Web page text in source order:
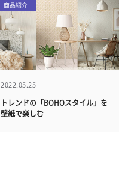
商品紹介
2022.05.25
トレンドの「BOHOスタイル」を
壁紙で楽しむ